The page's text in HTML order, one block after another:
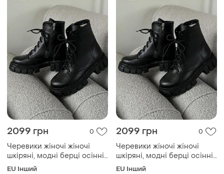
2099 грн 0
Черевики жіночі жіночі
шкіряні, модні берці осінні
шкіра черевики з
EU Інший
2099 грн 0
Черевики жіночі жіночі
шкіряні, модні берці осінні
шкіра черевики з
EU Інший